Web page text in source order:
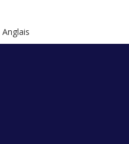
Anglais